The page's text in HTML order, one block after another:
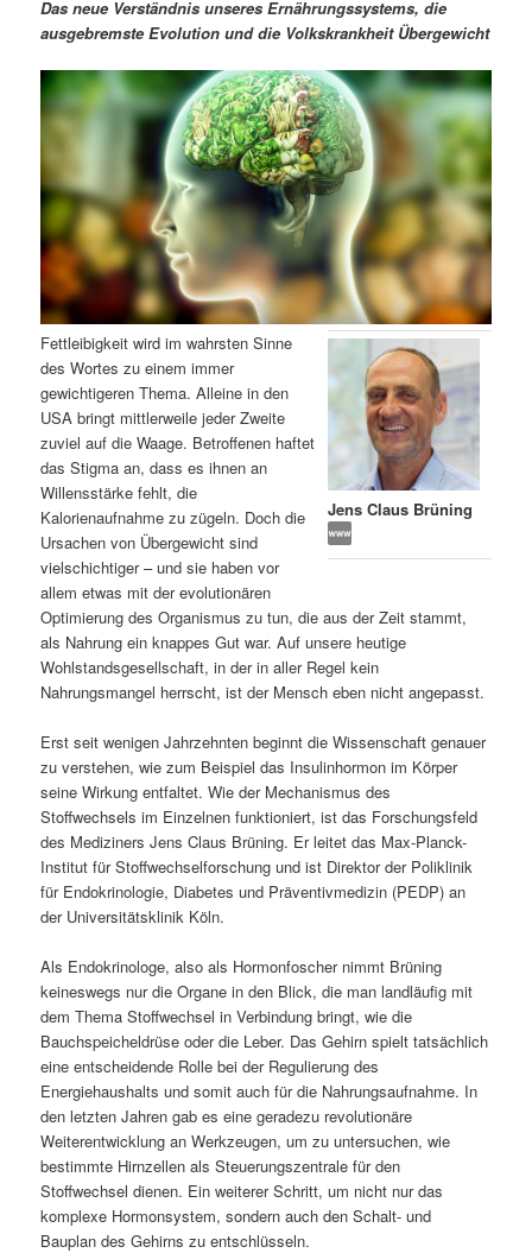
r
n
I
n
a
l
t
s
p
r
n
g
e
n
d
r
e
n
n
h
a
l
t
s
r
i
n
g
e
n
n
a
i
g
i
o
n
Das neue Verständnis unseres Ernährungssystems, die
ausgebremste Evolution und die Volkskrankheit Übergewicht
Jens Claus Brüning
Fettleibigkeit wird im wahrsten Sinne
des Wortes zu einem immer
gewichtigeren Thema. Alleine in den
USA bringt mittlerweile jeder Zweite
zuviel auf die Waage. Betroffenen haftet
das Stigma an, dass es ihnen an
Willensstärke fehlt, die
Kalorienaufnahme zu zügeln. Doch die
Ursachen von Übergewicht sind
vielschichtiger – und sie haben vor
allem etwas mit der evolutionären
Optimierung des Organismus zu tun, die aus der Zeit stammt,
als Nahrung ein knappes Gut war. Auf unsere heutige
Wohlstandsgesellschaft, in der in aller Regel kein
Nahrungsmangel herrscht, ist der Mensch eben nicht angepasst.
Erst seit wenigen Jahrzehnten beginnt die Wissenschaft genauer
zu verstehen, wie zum Beispiel das Insulinhormon im Körper
seine Wirkung entfaltet. Wie der Mechanismus des
Stoffwechsels im Einzelnen funktioniert, ist das Forschungsfeld
des Mediziners Jens Claus Brüning. Er leitet das Max-Planck-
Institut für Stoffwechselforschung und ist Direktor der Poliklinik
für Endokrinologie, Diabetes und Präventivmedizin (PEDP) an
der Universitätsklinik Köln.
Als Endokrinologe, also als Hormonfoscher nimmt Brüning
keineswegs nur die Organe in den Blick, die man landläufig mit
dem Thema Stoffwechsel in Verbindung bringt, wie die
Bauchspeicheldrüse oder die Leber. Das Gehirn spielt tatsächlich
eine entscheidende Rolle bei der Regulierung des
Energiehaushalts und somit auch für die Nahrungsaufnahme. In
den letzten Jahren gab es eine geradezu revolutionäre
Weiterentwicklung an Werkzeugen, um zu untersuchen, wie
bestimmte Hirnzellen als Steuerungszentrale für den
Stoffwechsel dienen. Ein weiterer Schritt, um nicht nur das
komplexe Hormonsystem, sondern auch den Schalt- und
Bauplan des Gehirns zu entschlüsseln.